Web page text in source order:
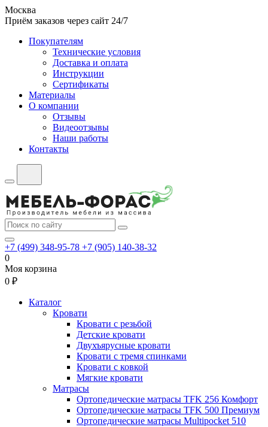
Москва
Приём заказов через сайт 24/7
Покупателям
Технические условия
Доставка и оплата
Инструкции
Сертификаты
Материалы
О компании
Отзывы
Видеоотзывы
Наши работы
Контакты
+7 (499) 348-95-78 +7 (905) 140-38-32
0
Моя корзина
0 ₽
Каталог
Кровати
Кровати с резьбой
Детские кровати
Двухъярусные кровати
Кровати с тремя спинками
Кровати с ковкой
Мягкие кровати
Матрасы
Ортопедические матрасы TFK 256 Комфорт
Ортопедические матрасы TFK 500 Премиум
Ортопедические матрасы Multipocket 510